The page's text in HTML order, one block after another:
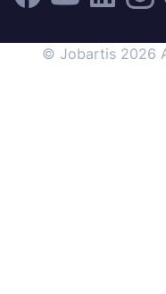
© Jobartis 2026